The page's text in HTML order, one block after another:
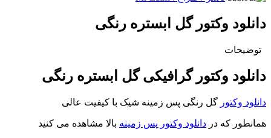
دانلود وکتور گل ابستره رنگی
توضیحات
دانلود وکتور گرافیکی گل ابستره رنگی
دانلود وکتور گل رنگی پس زمینه شیک با کیفیت عالی
همانطور که در دانلود وکتور پس زمینه بالا مشاهده می کنید